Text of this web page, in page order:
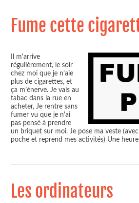
Fume cette
Il m'arrive
régulièrement, le soir
chez moi que je n'aie
plus de cigarettes, et
ça m’énerve. Je vais au
tabac dans la rue en
acheter, Je rentre sans
fumer vu que je n'ai
pas pensé à prendre
un briquet sur moi. Je pose ma veste
poche et reprend mes activités) Une
Les ordinateurs